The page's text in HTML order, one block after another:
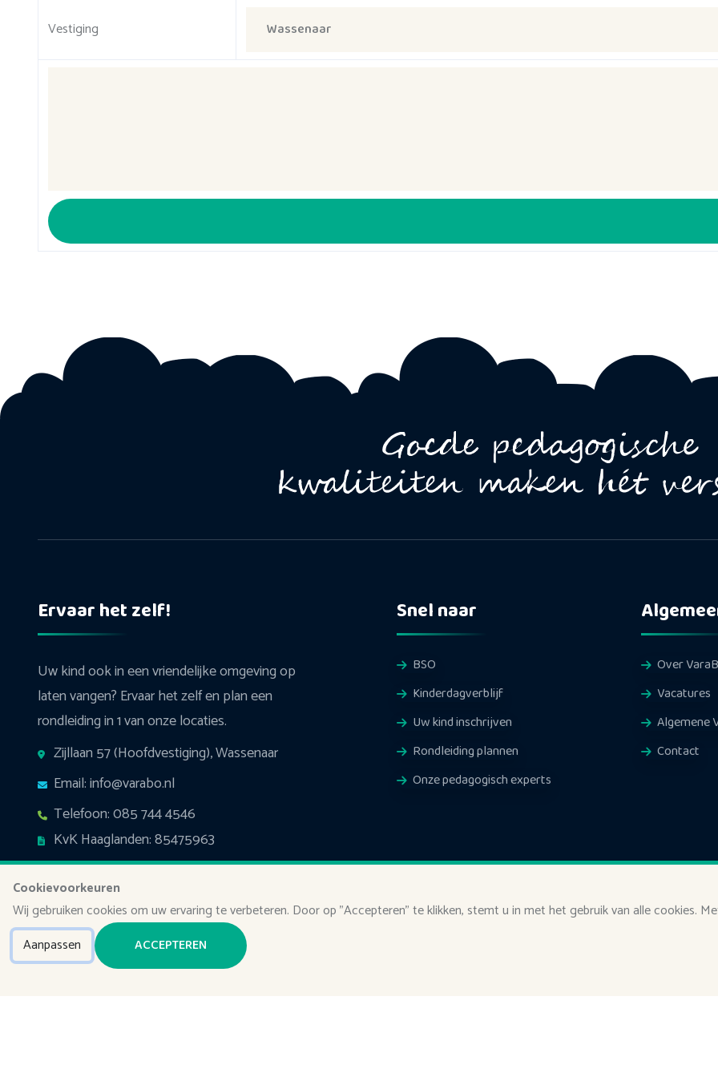
Vestiging
Ervaar het zelf!
Uw kind ook in een vriendelijke omgeving op
laten vangen? Ervaar het zelf en plan een
rondleiding in 1 van onze locaties.
Zijllaan 57 (Hoofdvestiging), Wassenaar
Email: info@varabo.nl
Telefoon: 085 744 4546
KvK Haaglanden: 85475963
Snel naar
BSO
Kinderdagverblijf
Uw kind inschrijven
Rondleiding plannen
Onze pedagogisch experts
Over
Vacatures
Algemene
Contact
Cookievoorkeuren
Wij gebruiken cookies om uw ervaring te verbeteren. Door op "Accepteren" te klikken, stemt u in met het gebruik van alle cookies.
Aanpassen
ACCEPTEREN